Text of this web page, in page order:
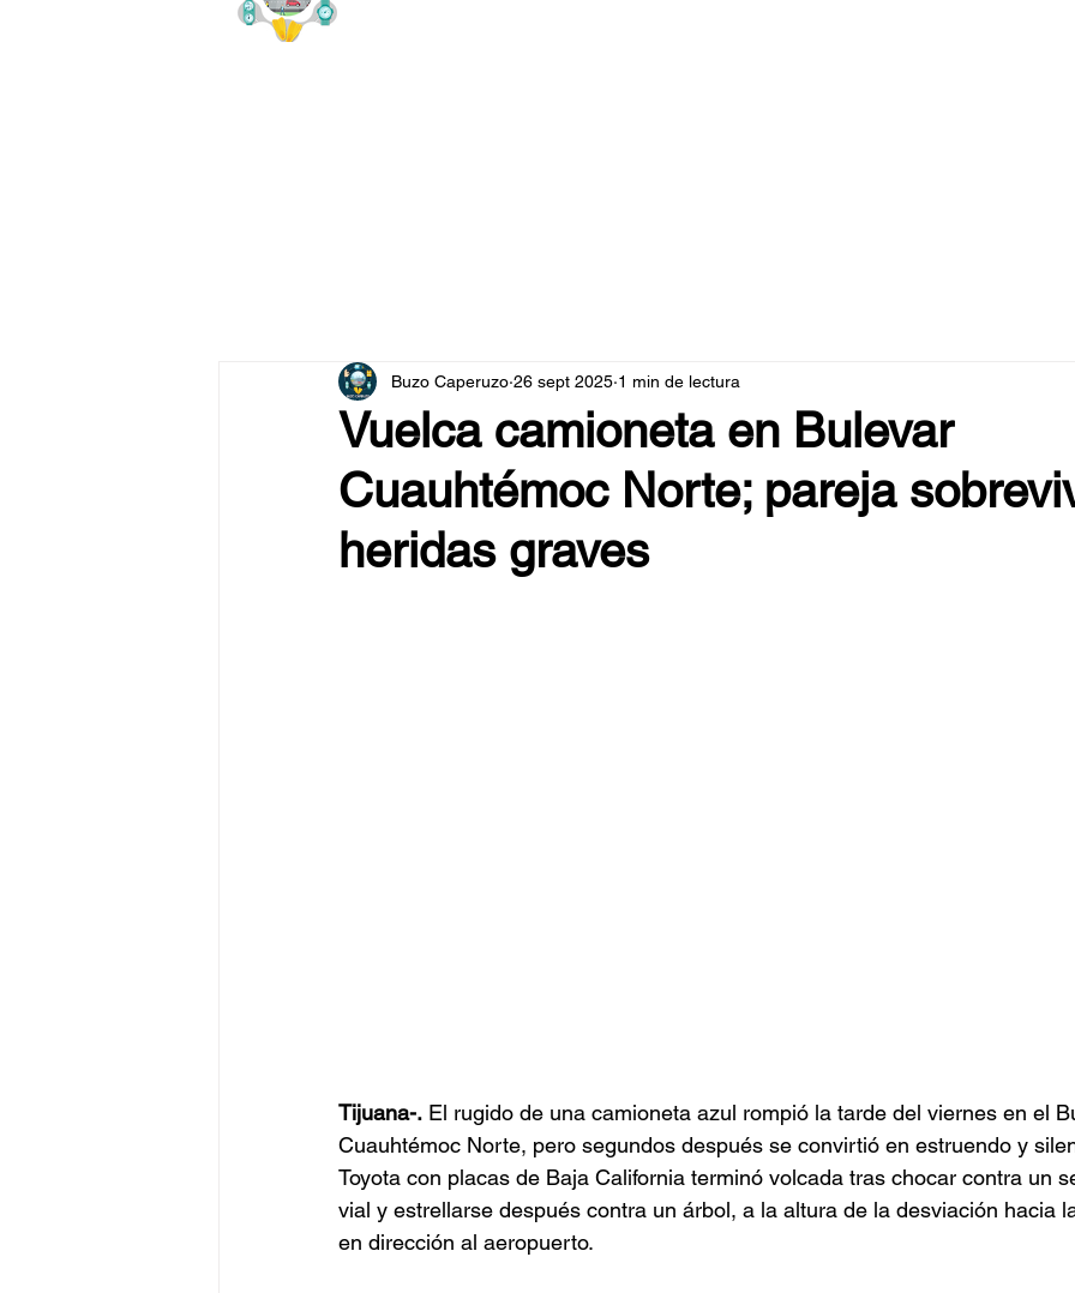
Vuelca camioneta en Bulevar
Cuauhtémoc Norte; pareja
heridas graves
Buzo Caperuzo 26 sept 2025 1 min de lectura
Tijuana-. El rugido de una camioneta azul rompió la tarde del viernes en el
Cuauhtémoc Norte, pero segundos después se convirtió en estruendo y
Toyota con placas de Baja California terminó volcada tras chocar contra un
vial y estrellarse después contra un árbol, a la altura de la desviación hacia
en dirección al aeropuerto.